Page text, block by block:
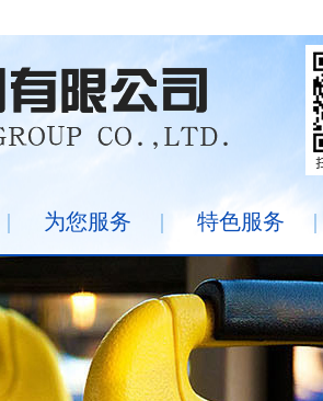
| 为您服务 | 特色服务 |